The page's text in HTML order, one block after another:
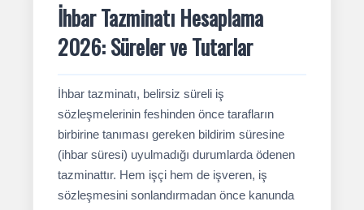
İhbar Tazminatı Hesaplama
2026: Süreler ve Tutarlar
İhbar tazminatı, belirsiz süreli iş
sözleşmelerinin feshinden önce tarafların
birbirine tanıması gereken bildirim süresine
(ihbar süresi) uyulmadığı durumlarda ödenen
tazminattır. Hem işçi hem de işveren, iş
sözleşmesini sonlandırmadan önce kanunda